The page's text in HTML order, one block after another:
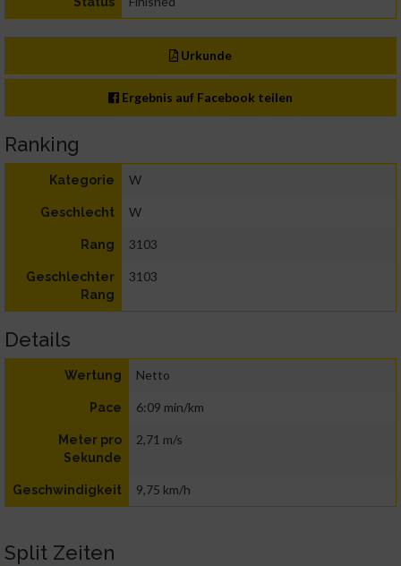
Urkunde
Ergebnis auf Facebook teilen
Ranking
Kategorie W
Geschlecht W
Rang 3103
Geschlechter
Rang
3103
Details
Wertung Netto
Pace 6:09 min/km
Meter pro
Sekunde
2,71 m/s
Geschwindigkeit 9,75 km/h
Split Zeiten